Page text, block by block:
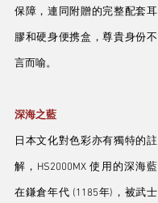
保障，連同附贈的完整配套耳
膠和硬身便携盒，尊貴身份不
言而喻。
深海之藍
日本文化對色彩亦有獨特的註
解，HS2000MX 使用的深海藍
在鎌倉年代 (1185年)，被武士